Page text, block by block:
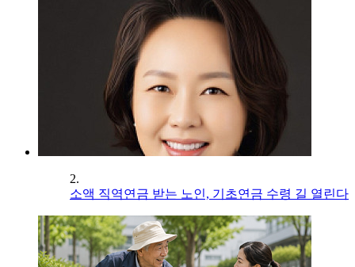
2.
소액 직역연금 받는 노인, 기초연금 수령 길 열린다